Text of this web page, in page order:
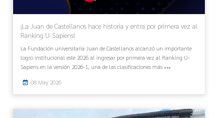
¡La Juan de Castellanos hace historia y entra por primera vez al
Ranking U-Sapiens!
La Fundación universitaria Juan de Castellanos alcanzó un importante
logro institucional este 2026 al ingresar por primera vez al Ranking U-
Sapiens en la versión 2026-1, una de las clasificaciones más
08 May 2026